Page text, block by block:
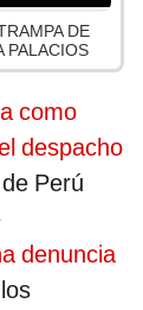
DE
PALACIOS
como
despacho
Perú
denuncia